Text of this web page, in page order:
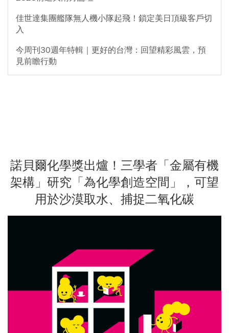
佳世達集團艦隊無人機小隊起飛！鎖定美日頂級客戶切
入
今周刊30週年特輯｜更好的台灣：回望精彩風雲，預
見前瞻行動
諾貝爾化學獎出爐！三學者「金屬有機
架構」研究「為化學創造空間」，可望
用於沙漠取水、捕捉二氧化碳